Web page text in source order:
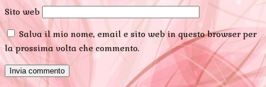
Sito web
Salva il mio nome, email e sito web in questo browser per
la prossima volta che commento.